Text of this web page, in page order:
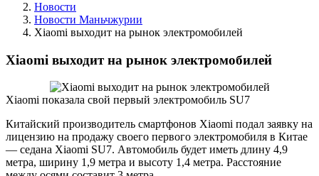
Новости
Новости Маньчжурии
Xiaomi выходит на рынок электромобилей
Xiaomi выходит на рынок электромобилей
Xiaomi показала свой первый электромобиль SU7
Китайский производитель смартфонов Xiaomi подал заявку на
лицензию на продажу своего первого электромобиля в Китае
— седана Xiaomi SU7. Автомобиль будет иметь длину 4,9
метра, ширину 1,9 метра и высоту 1,4 метра. Расстояние